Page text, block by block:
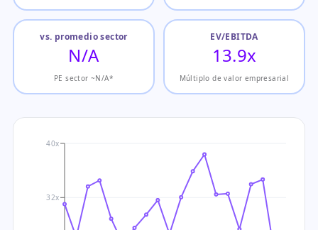
vs. promedio sector
N/A
PE sector ~N/A*
EV/EBITDA
13.9x
Múltiplo de valor empresarial
32x
40x